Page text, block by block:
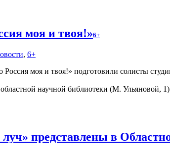
моя и твоя!»6+
, 6+
моя и твоя!» подготовили солисты
научной библиотеки (М. Ульяновой,
представлены в